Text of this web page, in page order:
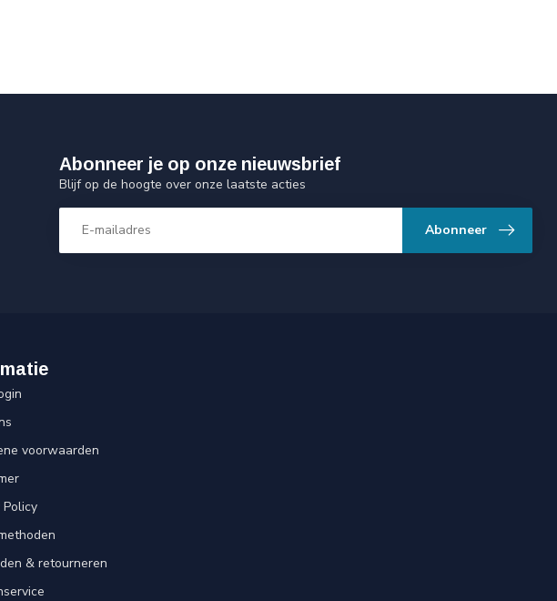
Abonneer je op onze nieuwsbrief
Blijf op de hoogte over onze laatste acties
Abonneer
voorwaarden
Policy
& retourneren